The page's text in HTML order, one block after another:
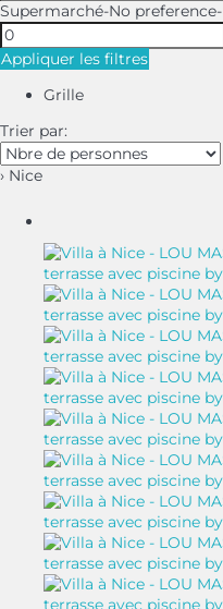
Supermarché-No preference-
Appliquer les filtres
Grille
Trier par:
› Nice